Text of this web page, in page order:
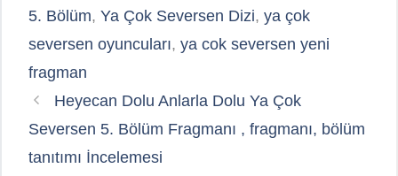
5. Bölüm, Ya Çok Seversen Dizi, ya çok
seversen oyuncuları, ya cok seversen yeni
fragman
Heyecan Dolu Anlarla Dolu Ya Çok
Seversen 5. Bölüm Fragmanı , fragmanı, bölüm
tanıtımı İncelemesi